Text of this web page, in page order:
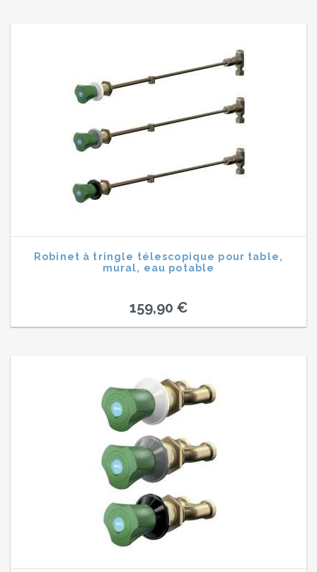
Robinet à tringle télescopique pour table,
mural, eau potable
159,90 €